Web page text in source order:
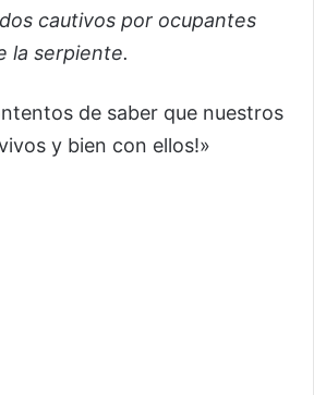
cautivos por ocupantes
la serpiente.
de saber que nuestros
y bien con ellos!»